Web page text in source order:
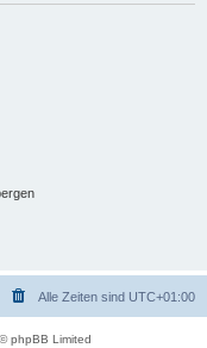
Alle Zeiten sind UTC+01:00
phpBB Limited